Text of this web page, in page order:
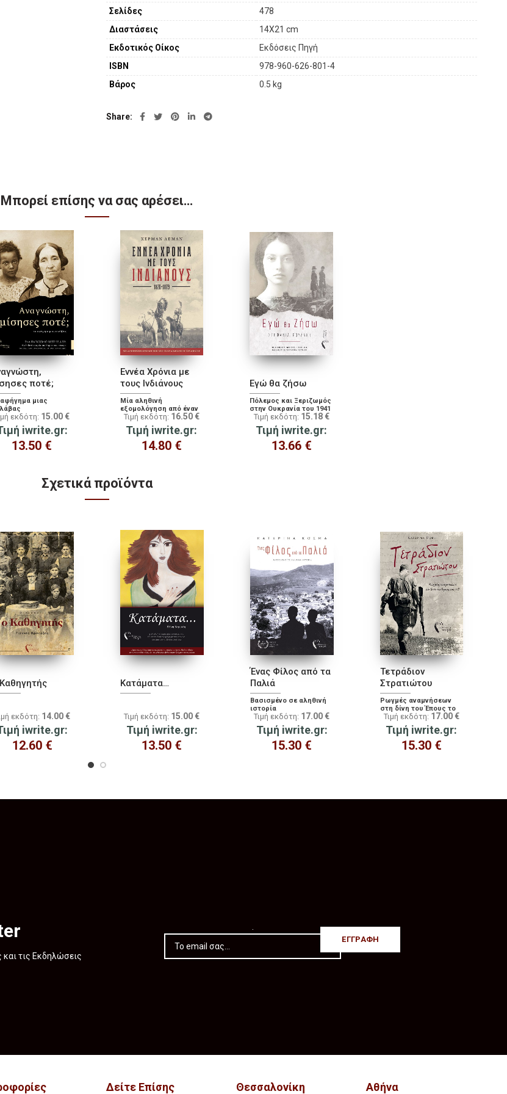
Ένα συνταρακτικό βιβλίο που αναδεικνύει την αστείρευτη τόλμη και το απαράμιλλο
θάρρος των ανθρώπων που έζησαν υπό τις φρικαλεότητες των Ναζί, στην Πολωνία του Β’
Παγκοσμίου πολέμου.
Σελίδες
478
Διαστάσεις
14X21 cm
Εκδοτικός Οίκος
Εκδόσεις Πηγή
ISBN
978-960-626-801-4
Βάρος
0.5 kg
Share
Μπορεί επίσης να σας αρέσει…
ποτέ;
µιας
εκδότη: 15.00 €
iwrite.gr:
13.50 €
Εννέα Χρόνια με
τους Ινδιάνους
Μία αληθινή
εξομολόγηση από έναν
αιχμάλωτο των Απάτσι!
Τιμή εκδότη: 16.50 €
Τιμή iwrite.gr:
14.80 €
Εγώ θα ζήσω
Πόλεμος και Ξεριζωμός
στην Ουκρανία του 1941
Τιμή εκδότη: 15.18 €
Τιμή iwrite.gr:
13.66 €
Σχετικά προϊόντα
εκδότη: 14.00 €
iwrite.gr:
12.60 €
Κατάματα…
Τιμή εκδότη: 15.00 €
Τιμή iwrite.gr:
13.50 €
Ένας Φίλος από τα
Παλιά
Βασισμένο σε αληθινή
ιστορία
Τιμή εκδότη: 17.00 €
Τιμή iwrite.gr:
15.30 €
Τετράδιον
Στρατιώτου
Ρωγμές αναμνήσεων
στη δίνη του Έπους το
'40
Τιμή εκδότη: 17.00 €
Τιμή iwrite.gr:
15.30 €
τις Εκδηλώσεις
Δείτε Επίσης Θεσσαλονίκη Αθήνα